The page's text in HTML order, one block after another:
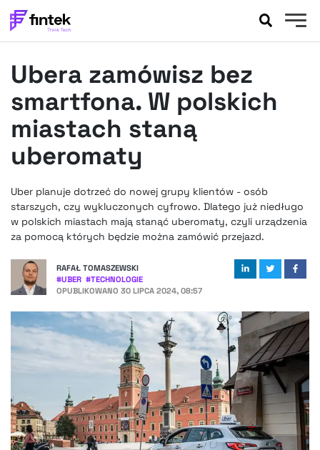
BANKOWOŚĆ
FELIETONY
WYWIADY
LEGAL
FINTEKEXTRA
OKIEM EKSPERTA
Ubera zamówisz bez
smartfona. W polskich
miastach staną
uberomaty
Uber planuje dotrzeć do nowej grupy klientów - osób
starszych, czy wykluczonych cyfrowo. Dlatego już niedługo
w polskich miastach mają stanąć uberomaty, czyli urządzenia
za pomocą których będzie można zamówić przejazd.
RAFAŁ TOMASZEWSKI
#UBER #TECHNOLOGIE
OPUBLIKOWANO 30 LIPCA 2024, 08:57